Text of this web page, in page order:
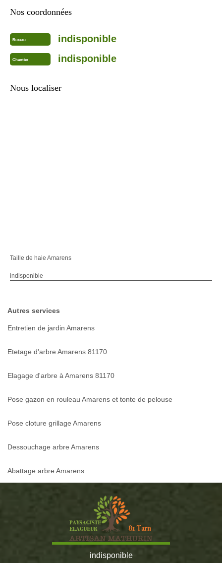
Nos coordonnées
Bureau indisponible
Chantier indisponible
Nous localiser
Taille de haie Amarens
indisponible
Autres services
Entretien de jardin Amarens
Etetage d'arbre Amarens 81170
Elagage d'arbre à Amarens 81170
Pose gazon en rouleau Amarens et tonte de pelouse
Pose cloture grillage Amarens
Dessouchage arbre Amarens
Abattage arbre Amarens
indisponible